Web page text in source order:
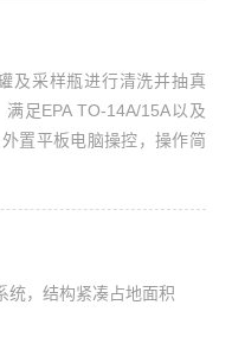
及采样瓶进行清洗并抽真
足EPA TO-14A/15A以及
置平板电脑操控，操作简
统，结构紧凑占地面积